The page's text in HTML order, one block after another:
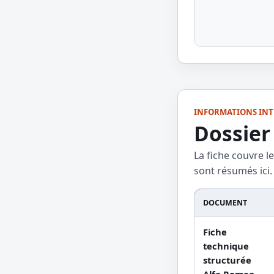
INFORMATIONS
La fiche couvre
sont résumés ici.
DOCUMENT
Fiche
technique
structurée